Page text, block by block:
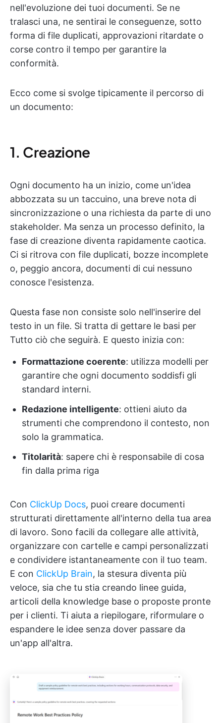
nell'evoluzione dei tuoi documenti. Se ne
tralasci una, ne sentirai le conseguenze, sotto
forma di file duplicati, approvazioni ritardate o
corse contro il tempo per garantire la
conformità.
Ecco come si svolge tipicamente il percorso di
un documento:
1. Creazione
Ogni documento ha un inizio, come un'idea
abbozzata su un taccuino, una breve nota di
sincronizzazione o una richiesta da parte di uno
stakeholder. Ma senza un processo definito, la
fase di creazione diventa rapidamente caotica.
Ci si ritrova con file duplicati, bozze incomplete
o, peggio ancora, documenti di cui nessuno
conosce l'esistenza.
Questa fase non consiste solo nell'inserire del
testo in un file. Si tratta di gettare le basi per
Tutto ciò che seguirà. E questo inizia con:
Formattazione coerente: utilizza modelli per
garantire che ogni documento soddisfi gli
standard interni.
Redazione intelligente: ottieni aiuto da
strumenti che comprendono il contesto, non
solo la grammatica.
Titolarità: sapere chi è responsabile di cosa
fin dalla prima riga
Con ClickUp Docs, puoi creare documenti
strutturati direttamente all'interno della tua area
di lavoro. Sono facili da collegare alle attività,
organizzare con cartelle e campi personalizzati
e condividere istantaneamente con il tuo team.
E con ClickUp Brain, la stesura diventa più
veloce, sia che tu stia creando linee guida,
articoli della knowledge base o proposte pronte
per i clienti. Ti aiuta a riepilogare, riformulare o
espandere le idee senza dover passare da
un'app all'altra.